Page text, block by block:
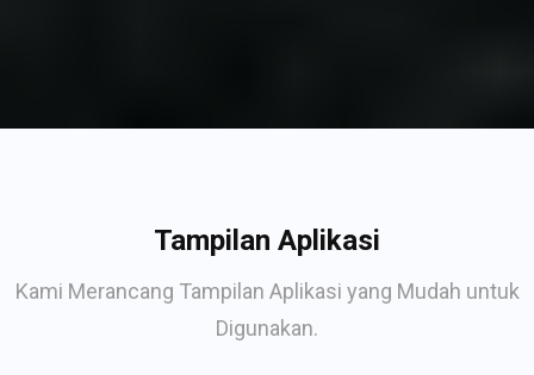
Tampilan Aplikasi
Kami Merancang Tampilan Aplikasi yang Mudah untuk
Digunakan.